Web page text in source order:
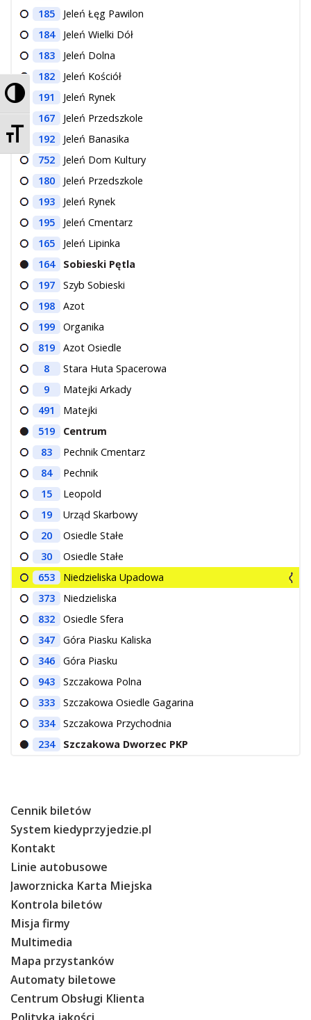
Przełącz wysoki kontrast
Zmień rozmiar czcionek
185
Jeleń Łęg Pawilon
184
Jeleń Wielki Dół
183
Jeleń Dolna
182
Jeleń Kościół
191
Jeleń Rynek
167
Jeleń Przedszkole
192
Jeleń Banasika
752
Jeleń Dom Kultury
180
Jeleń Przedszkole
193
Jeleń Rynek
195
Jeleń Cmentarz
165
Jeleń Lipinka
164
Sobieski Pętla
197
Szyb Sobieski
198
Azot
199
Organika
819
Azot Osiedle
8
Stara Huta Spacerowa
9
Matejki Arkady
491
Matejki
519
Centrum
83
Pechnik Cmentarz
84
Pechnik
15
Leopold
19
Urząd Skarbowy
20
Osiedle Stałe
30
Osiedle Stałe
653
Niedzieliska Upadowa
373
Niedzieliska
832
Osiedle Sfera
347
Góra Piasku Kaliska
346
Góra Piasku
943
Szczakowa Polna
333
Szczakowa Osiedle Gagarina
334
Szczakowa Przychodnia
234
Szczakowa Dworzec PKP
Cennik biletów
System kiedyprzyjedzie.pl
Kontakt
Linie autobusowe
Jaworznicka Karta Miejska
Kontrola biletów
Misja firmy
Multimedia
Mapa przystanków
Automaty biletowe
Centrum Obsługi Klienta